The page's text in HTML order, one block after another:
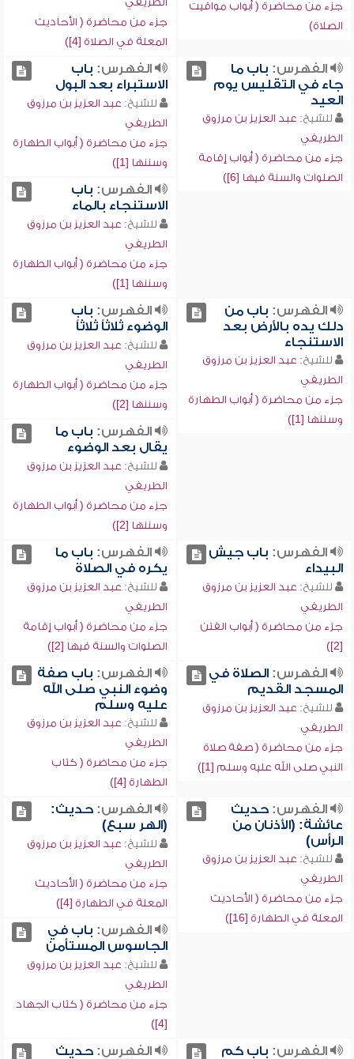
جزء من محاضرة ( أبواب مواقيت
الصلاة)
جزء من محاضرة ( الأحاديث
المعلة في الصلاة [4])
الفهرس: باب ما
جاء في التقليس يوم
العيد
للشيخ: عبد العزيز بن مرزوق
الطريفي
جزء من محاضرة ( أبواب إقامة
الصلوات والسنة فيها [6])
الفهرس: باب
الاستبراء بعد البول
للشيخ: عبد العزيز بن مرزوق
الطريفي
جزء من محاضرة ( أبواب الطهارة
وسننها [1])
الفهرس: باب
الاستنجاء بالماء
للشيخ: عبد العزيز بن مرزوق
الطريفي
جزء من محاضرة ( أبواب الطهارة
وسننها [1])
الفهرس: باب من
دلك يده بالأرض بعد
الاستنجاء
للشيخ: عبد العزيز بن مرزوق
الطريفي
جزء من محاضرة ( أبواب الطهارة
وسننها [1])
الفهرس: باب
الوضوء ثلاثاً ثلاثاً
للشيخ: عبد العزيز بن مرزوق
الطريفي
جزء من محاضرة ( أبواب الطهارة
وسننها [2])
الفهرس: باب ما
يقال بعد الوضوء
للشيخ: عبد العزيز بن مرزوق
الطريفي
جزء من محاضرة ( أبواب الطهارة
وسننها [2])
الفهرس: باب جيش
البيداء
للشيخ: عبد العزيز بن مرزوق
الطريفي
جزء من محاضرة ( أبواب الفتن
[2])
الفهرس: باب ما
يكره في الصلاة
للشيخ: عبد العزيز بن مرزوق
الطريفي
جزء من محاضرة ( أبواب إقامة
الصلوات والسنة فيها [2])
الفهرس:الصلاة في
المسجد القديم
للشيخ: عبد العزيز بن مرزوق
الطريفي
جزء من محاضرة ( صفة صلاة
النبي صلى الله عليه وسلم [1])
الفهرس: باب صفة
وضوء النبي صلى الله
عليه وسلم
للشيخ: عبد العزيز بن مرزوق
الطريفي
جزء من محاضرة ( كتاب
الطهارة [4])
الفهرس:حديث
عائشة: (الأذنان من
الرأس)
للشيخ: عبد العزيز بن مرزوق
الطريفي
جزء من محاضرة ( الأحاديث
المعلة في الطهارة [16])
الفهرس:حديث:
(الهر سبع)
للشيخ: عبد العزيز بن مرزوق
الطريفي
جزء من محاضرة ( الأحاديث
المعلة في الطهارة [4])
الفهرس: باب في
الجاسوس المستأمن
للشيخ: عبد العزيز بن مرزوق
الطريفي
جزء من محاضرة ( كتاب الجهاد
[4])
الفهرس: باب كم
الفهرس:حديث